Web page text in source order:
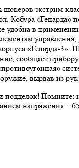
экстрим-
Кобура «Гепарда»
удобна в
управления,
«Гепарда-3».
сообщает
вырвав из
подделок! Помните:
напряжения –